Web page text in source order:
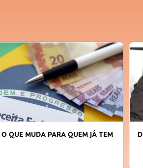
QUE MUDA PARA QUEM JÁ TEM